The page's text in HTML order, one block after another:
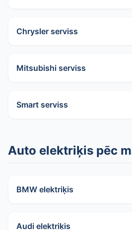
Chrysler serviss
Mitsubishi serviss
Smart serviss
Auto elektriķis pēc
BMW elektriķis
Audi elektriķis